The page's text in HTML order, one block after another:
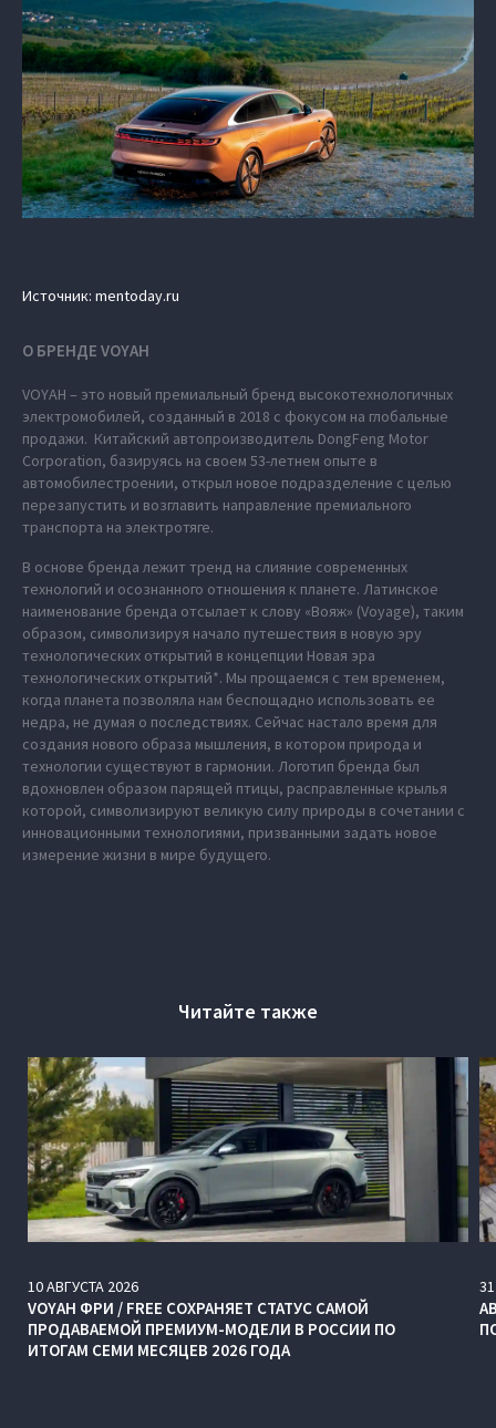
Источник: mentoday.ru
О БРЕНДЕ VOYAH
VOYAH – это новый премиальный бренд высокотехнологичных
электромобилей, созданный в 2018 с фокусом на глобальные
продажи. Китайский автопроизводитель DongFeng Motor
Corporation, базируясь на своем 53-летнем опыте в
автомобилестроении, открыл новое подразделение с целью
перезапустить и возглавить направление премиального
транспорта на электротяге.
В основе бренда лежит тренд на слияние современных
технологий и осознанного отношения к планете. Латинское
наименование бренда отсылает к слову «Вояж» (Voyage), таким
образом, символизируя начало путешествия в новую эру
технологических открытий в концепции Новая эра
технологических открытий*. Мы прощаемся с тем временем,
когда планета позволяла нам беспощадно использовать ее
недра, не думая о последствиях. Сейчас настало время для
создания нового образа мышления, в котором природа и
технологии существуют в гармонии. Логотип бренда был
вдохновлен образом парящей птицы, расправленные крылья
которой, символизируют великую силу природы в сочетании с
инновационными технологиями, призванными задать новое
измерение жизни в мире будущего.
Читайте также
10АВГУСТА 2026
VOYAH ФРИ / FREE СОХРАНЯЕТ СТАТУС САМОЙ
ПРОДАВАЕМОЙ ПРЕМИУМ-МОДЕЛИ В РОССИИ ПО
ИТОГАМ СЕМИ МЕСЯЦЕВ 2026 ГОДА
31